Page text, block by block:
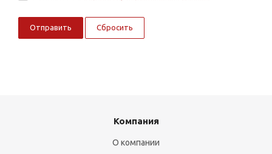
Сбросить
Компания
О компании